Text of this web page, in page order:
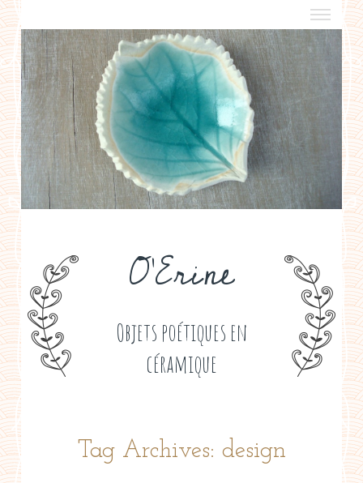
O'Erine
Objets poétiques en
céramique
a propos
boutiques de créateurs
contact
politique de confidentialité
Tag Archives: design